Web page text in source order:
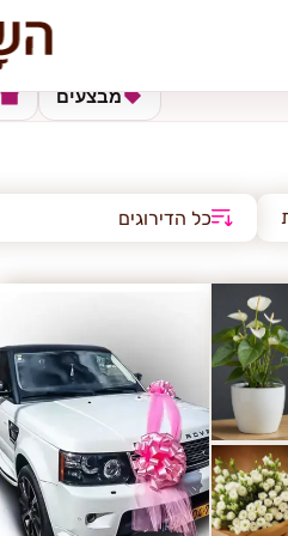
מבצעים
כל הדירוגים